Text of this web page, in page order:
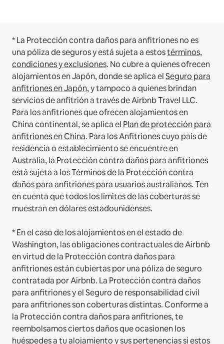
* La Protección contra daños para anfitriones no es
una póliza de seguros y está sujeta a estostérminos,
condiciones y exclusiones. No cubre a quienes ofrecen
alojamientos en Japón, donde se aplica elSeguro para
anfitriones en Japón, y tampoco a quienes brindan
servicios de anfitrión a través de Airbnb Travel LLC.
Para los anfitriones que ofrecen alojamientos en
China continental, se aplica el Plan de protección para
anfitriones en China. Para los Anfitriones cuyo país de
residencia o establecimiento se encuentre en
Australia, la Protección contra daños para anfitriones
está sujeta a losTérminos de la Protección contra
daños para anfitriones para usuarios australianos. Ten
en cuenta que todos los límites de las coberturas se
muestran en dólares estadounidenses.
* En el caso de los alojamientos en el estado de
Washington, las obligaciones contractuales de Airbnb
en virtud de la Protección contra daños para
anfitriones están cubiertas por una póliza de seguro
contratada por Airbnb. La Protección contra daños
para anfitriones y el Seguro de responsabilidad civil
para anfitriones son coberturas distintas. Conforme a
la Protección contra daños para anfitriones, te
reembolsamos ciertos daños que ocasionen los
huéspedes a tu alojamiento y sus pertenencias si estos